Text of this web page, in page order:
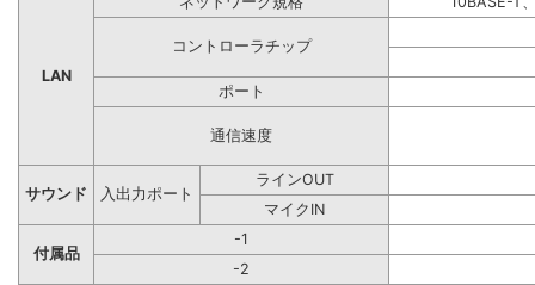
LAN
コントローラチップ
ポート
通信速度
サウンド 入出力ポート
ラインOUT
マイクIN
付属品
-1
-2